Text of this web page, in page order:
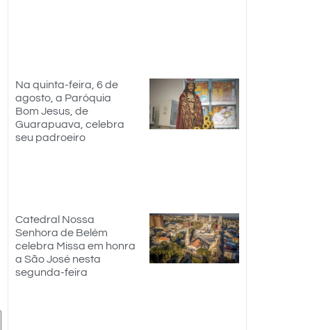
Na quinta-feira, 6 de
agosto, a Paróquia
Bom Jesus, de
Guarapuava, celebra
seu padroeiro
Catedral Nossa
Senhora de Belém
celebra Missa em honra
a São José nesta
segunda-feira